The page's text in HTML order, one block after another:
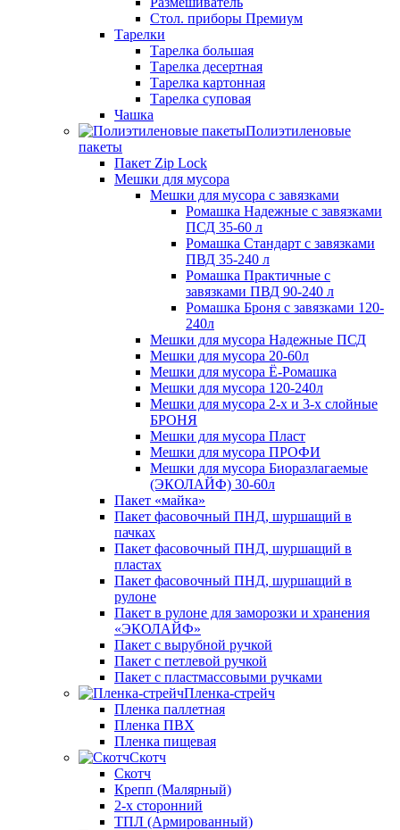
Стол. приборы Премиум
Тарелки
Тарелка большая
Тарелка десертная
Тарелка картонная
Тарелка суповая
Чашка
Полиэтиленовые
пакеты
Пакет Zip Lock
Мешки для мусора
Мешки для мусора с завязками
Ромашка Надежные с завязками
ПСД 35-60 л
Ромашка Стандарт с завязками
ПВД 35-240 л
Ромашка Практичные с
завязками ПВД 90-240 л
Ромашка Броня с завязками 120-
240л
Мешки для мусора Надежные ПСД
Мешки для мусора 20-60л
Мешки для мусора Ё-Ромашка
Мешки для мусора 120-240л
Мешки для мусора 2-х и 3-х слойные
БРОНЯ
Мешки для мусора Пласт
Мешки для мусора ПРОФИ
Мешки для мусора Биоразлагаемые
(ЭКОЛАЙФ) 30-60л
Пакет «майка»
Пакет фасовочный ПНД, шуршащий в
пачках
Пакет фасовочный ПНД, шуршащий в
пластах
Пакет фасовочный ПНД, шуршащий в
рулоне
Пакет в рулоне для заморозки и хранения
«ЭКОЛАЙФ»
Пакет с вырубной ручкой
Пакет с петлевой ручкой
Пакет с пластмассовыми ручками
Пленка-стрейч
Пленка паллетная
Пленка ПВХ
Пленка пищевая
Скотч
Скотч
Крепп (Малярный)
2-х сторонний
ТПЛ (Армированный)